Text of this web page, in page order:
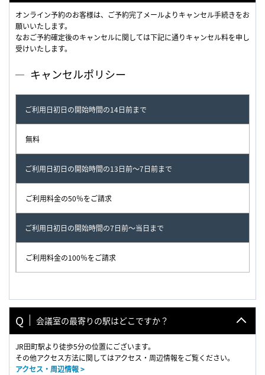
オンライン予約のお客様は、ご予約完了メールよりキャンセル手続きをお
願いいたします。
なおご予約確定後のキャンセルに関しては下記に通りキャンセル料を申し
受けいたします。
キャンセルポリシー
ご利用日初日の開始時間の14日前まで
無料
ご利用日初日の開始時間の13日前～7日前まで
ご利用料金の50％をご請求
ご利用日初日の開始時間の7日前～当日まで
ご利用料金の100％をご請求
会議室の最寄りの駅はどこですか？
JR田町駅より徒歩5分の位置にございます。
その他アクセス方法に関してはアクセス・周辺情報をご覧ください。
アクセス・周辺情報 >